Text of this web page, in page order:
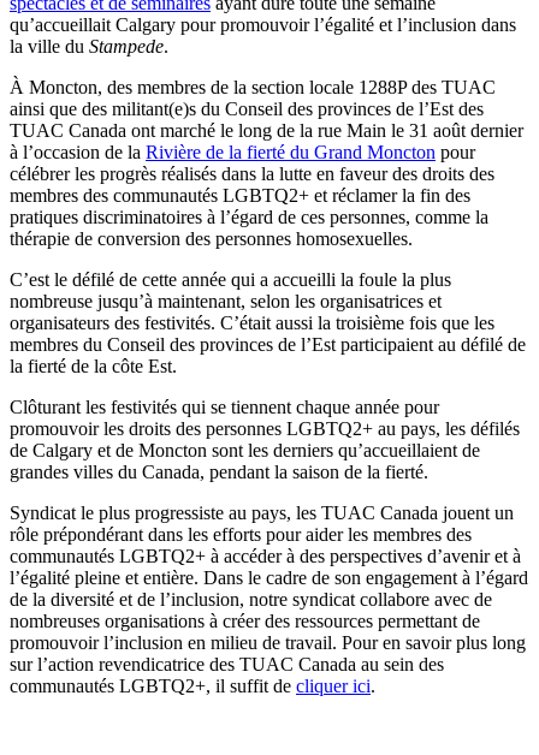
qu’accueillait Calgary pour promouvoir l’égalité et l’inclusion dans
la ville du Stampede.
À Moncton, des membres de la section locale 1288P des TUAC
ainsi que des militant(e)s du Conseil des provinces de l’Est des
TUAC Canada ont marché le long de la rue Main le 31 août dernier
à l’occasion de la Rivière de la fierté du Grand Moncton pour
célébrer les progrès réalisés dans la lutte en faveur des droits des
membres des communautés LGBTQ2+ et réclamer la fin des
pratiques discriminatoires à l’égard de ces personnes, comme la
thérapie de conversion des personnes homosexuelles.
C’est le défilé de cette année qui a accueilli la foule la plus
nombreuse jusqu’à maintenant, selon les organisatrices et
organisateurs des festivités. C’était aussi la troisième fois que les
membres du Conseil des provinces de l’Est participaient au défilé de
la fierté de la côte Est.
Clôturant les festivités qui se tiennent chaque année pour
promouvoir les droits des personnes LGBTQ2+ au pays, les défilés
de Calgary et de Moncton sont les derniers qu’accueillaient de
grandes villes du Canada, pendant la saison de la fierté.
Syndicat le plus progressiste au pays, les TUAC Canada jouent un
rôle prépondérant dans les efforts pour aider les membres des
communautés LGBTQ2+ à accéder à des perspectives d’avenir et à
l’égalité pleine et entière. Dans le cadre de son engagement à l’égard
de la diversité et de l’inclusion, notre syndicat collabore avec de
nombreuses organisations à créer des ressources permettant de
promouvoir l’inclusion en milieu de travail. Pour en savoir plus long
sur l’action revendicatrice des TUAC Canada au sein des
communautés LGBTQ2+, il suffit de cliquer ici.